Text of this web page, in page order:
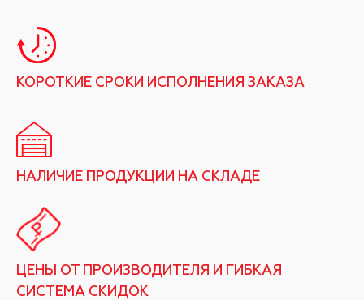
КОРОТКИЕ СРОКИ ИСПОЛНЕНИЯ ЗАКАЗА
НАЛИЧИЕ ПРОДУКЦИИ НА СКЛАДЕ
ЦЕНЫ ОТ ПРОИЗВОДИТЕЛЯ И ГИБКАЯ
СИСТЕМА СКИДОК